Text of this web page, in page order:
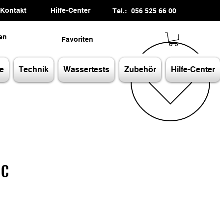
Kontakt Hilfe-Center Tel.: 056 525 66 00
Favoriten
Technik Wassertests Zubehör Hilfe-Center